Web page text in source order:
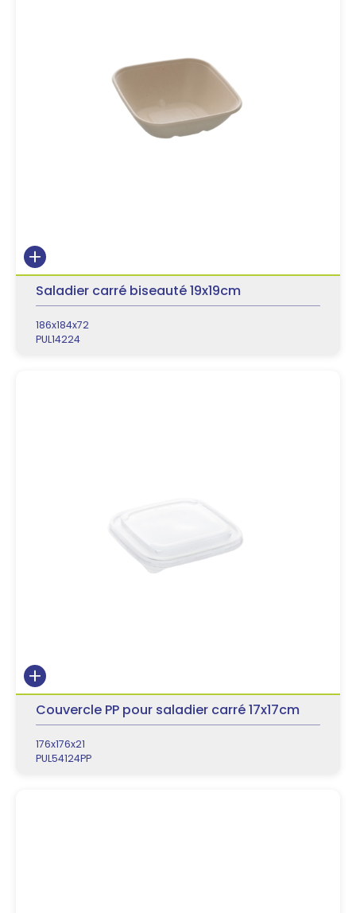
Saladier carré biseauté 19x19cm
186x184x72
PUL14224
Couvercle PP pour saladier carré 17x17cm
176x176x21
PUL54124PP